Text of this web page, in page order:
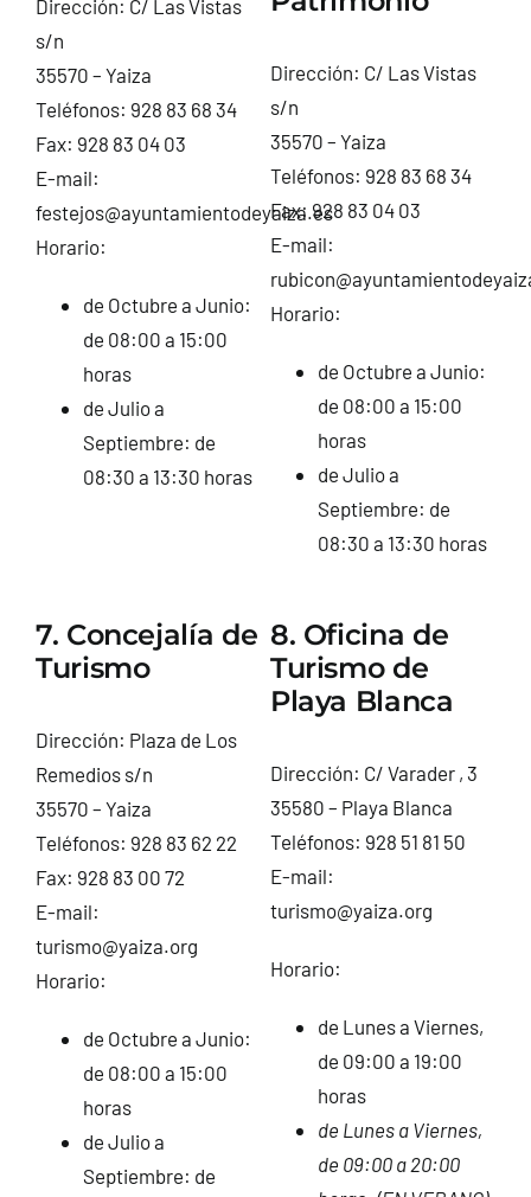
Dirección: C/ Las Vistas
s/n
35570 – Yaiza
Teléfonos: 928 83 68 34
Fax: 928 83 04 03
E-mail:
festejos@ayuntamientodeyaiza.es
Horario:
de Octubre a Junio:
de 08:00 a 15:00
horas
de Julio a
Septiembre: de
08:30 a 13:30 horas
Dirección: C/ Las Vistas
s/n
35570 – Yaiza
Teléfonos: 928 83 68 34
Fax: 928 83 04 03
E-mail:
Horario:
de Octubre a Junio:
de 08:00 a 15:00
horas
de Julio a
Septiembre: de
08:30 a 13:30 horas
7. Concejalía de
Turismo
Dirección: Plaza de Los
Remedios s/n
35570 – Yaiza
Teléfonos: 928 83 62 22
Fax: 928 83 00 72
E-mail:
turismo@yaiza.org
Horario:
de Octubre a Junio:
de 08:00 a 15:00
horas
de Julio a
Septiembre: de
8. Oficina de
Turismo de
Playa Blanca
Dirección: C/ Varader , 3
35580 – Playa Blanca
Teléfonos: 928 51 81 50
E-mail:
turismo@yaiza.org
Horario:
de Lunes a Viernes,
de 09:00 a 19:00
horas
de Lunes a Viernes,
de 09:00 a 20:00